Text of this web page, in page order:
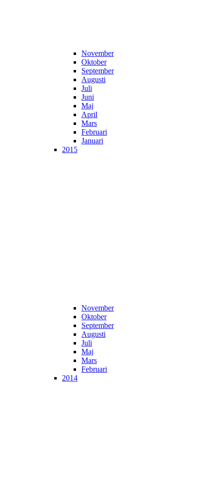
November
Oktober
September
Augusti
Juli
Juni
Maj
April
Mars
Februari
Januari
2015
November
Oktober
September
Augusti
Juli
Maj
Mars
Februari
2014